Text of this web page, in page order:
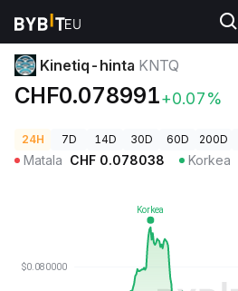
Kryptohinnat
Kinetiq-hinta KNTQ
CHF0.078991+0.07%
24H 7D 14D 30D 60D 200D
Matala CHF 0.078038 Korkea